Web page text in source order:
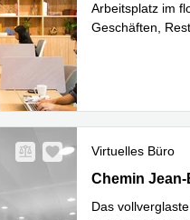
Arbeitsplatz im
Geschäften,
Virtuelles Büro
Chemin Jean-
Chemin
Das